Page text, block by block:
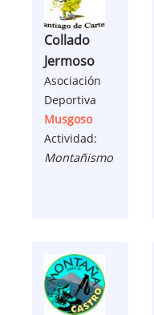
Collado
Jermoso
Asociación
Deportiva
Musgoso
Actividad:
Montañismo